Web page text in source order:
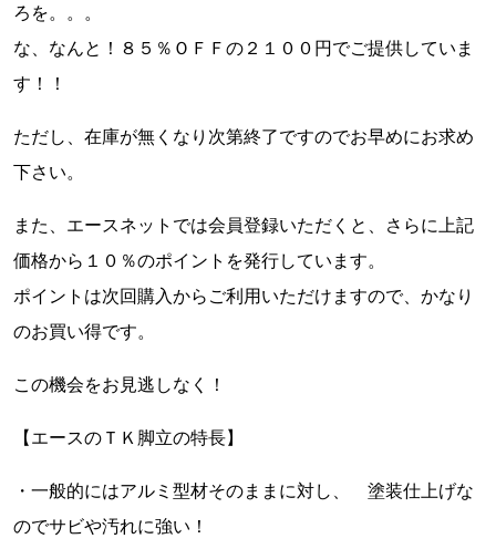
ろを。。。
な、なんと！８５％ＯＦＦの２１００円でご提供していま
す！！
ただし、在庫が無くなり次第終了ですのでお早めにお求め
下さい。
また、エースネットでは会員登録いただくと、さらに上記
価格から１０％のポイントを発行しています。
ポイントは次回購入からご利用いただけますので、かなり
のお買い得です。
この機会をお見逃しなく！
【エースのＴＫ脚立の特長】
・一般的にはアルミ型材そのままに対し、 塗装仕上げな
のでサビや汚れに強い！